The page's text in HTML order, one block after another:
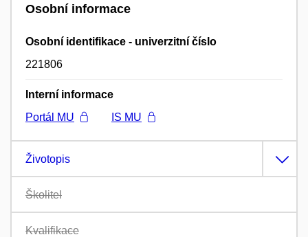
Osobní informace
Osobní identifikace - univerzitní číslo
221806
Interní informace
Portál MU
IS MU
Životopis
Školitel
Kvalifikace